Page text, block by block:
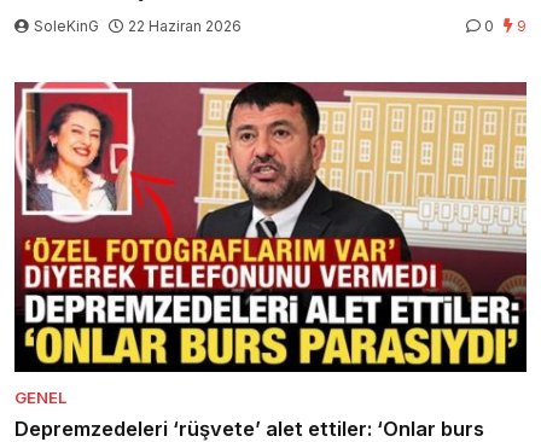
SoleKinG 22 Haziran 2026 0 9
GENEL
Depremzedeleri ‘rüşvete’ alet ettiler: ‘Onlar burs